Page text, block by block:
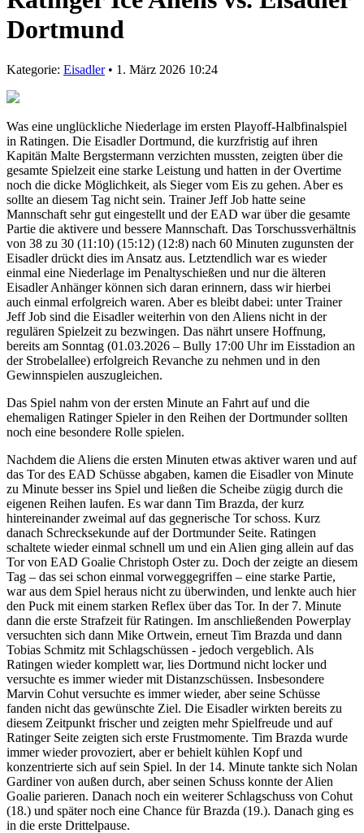
Dortmund
Kategorie: Eisadler• 1. März 2026 10:24
Was eine unglückliche Niederlage im ersten Playoff-Halbfinalspiel
in Ratingen. Die Eisadler Dortmund, die kurzfristig auf ihren
Kapitän Malte Bergstermann verzichten mussten, zeigten über die
gesamte Spielzeit eine starke Leistung und hatten in der Overtime
noch die dicke Möglichkeit, als Sieger vom Eis zu gehen. Aber es
sollte an diesem Tag nicht sein. Trainer Jeff Job hatte seine
Mannschaft sehr gut eingestellt und der EAD war über die gesamte
Partie die aktivere und bessere Mannschaft. Das Torschussverhältnis
von 38 zu 30 (11:10) (15:12) (12:8) nach 60 Minuten zugunsten der
Eisadler drückt dies im Ansatz aus. Letztendlich war es wieder
einmal eine Niederlage im Penaltyschießen und nur die älteren
Eisadler Anhänger können sich daran erinnern, dass wir hierbei
auch einmal erfolgreich waren. Aber es bleibt dabei: unter Trainer
Jeff Job sind die Eisadler weiterhin von den Aliens nicht in der
regulären Spielzeit zu bezwingen. Das nährt unsere Hoffnung,
bereits am Sonntag (01.03.2026 – Bully 17:00 Uhr im Eisstadion an
der Strobelallee) erfolgreich Revanche zu nehmen und in den
Gewinnspielen auszugleichen.
Das Spiel nahm von der ersten Minute an Fahrt auf und die
ehemaligen Ratinger Spieler in den Reihen der Dortmunder sollten
noch eine besondere Rolle spielen.
Nachdem die Aliens die ersten Minuten etwas aktiver waren und auf
das Tor des EAD Schüsse abgaben, kamen die Eisadler von Minute
zu Minute besser ins Spiel und ließen die Scheibe zügig durch die
eigenen Reihen laufen. Es war dann Tim Brazda, der kurz
hintereinander zweimal auf das gegnerische Tor schoss. Kurz
danach Schrecksekunde auf der Dortmunder Seite. Ratingen
schaltete wieder einmal schnell um und ein Alien ging allein auf das
Tor von EAD Goalie Christoph Oster zu. Doch der zeigte an diesem
Tag – das sei schon einmal vorweggegriffen – eine starke Partie,
war aus dem Spiel heraus nicht zu überwinden, und lenkte auch hier
den Puck mit einem starken Reflex über das Tor. In der 7. Minute
dann die erste Strafzeit für Ratingen. Im anschließenden Powerplay
versuchten sich dann Mike Ortwein, erneut Tim Brazda und dann
Tobias Schmitz mit Schlagschüssen - jedoch vergeblich. Als
Ratingen wieder komplett war, lies Dortmund nicht locker und
versuchte es immer wieder mit Distanzschüssen. Insbesondere
Marvin Cohut versuchte es immer wieder, aber seine Schüsse
fanden nicht das gewünschte Ziel. Die Eisadler wirkten bereits zu
diesem Zeitpunkt frischer und zeigten mehr Spielfreude und auf
Ratinger Seite zeigten sich erste Frustmomente. Tim Brazda wurde
immer wieder provoziert, aber er behielt kühlen Kopf und
konzentrierte sich auf sein Spiel. In der 14. Minute tankte sich Nolan
Gardiner von außen durch, aber seinen Schuss konnte der Alien
Goalie parieren. Danach noch ein weiterer Schlagschuss von Cohut
(18.) und später noch eine Chance für Brazda (19.). Danach ging es
in die erste Drittelpause.